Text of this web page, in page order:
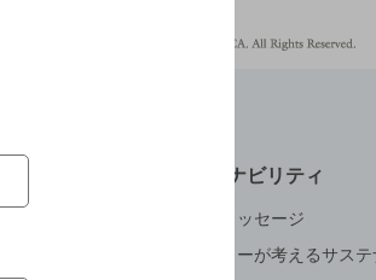
サステナビリティ
トップメッセージ
サントリーが考えるサス